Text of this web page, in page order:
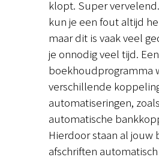
klopt. Super
kun je een fout altijd
maar dit is vaak veel
je onnodig veel tijd.
boekhoudprogramma
verschillende
automatiseringen,
automatische
Hierdoor staan al jouw
afschriften